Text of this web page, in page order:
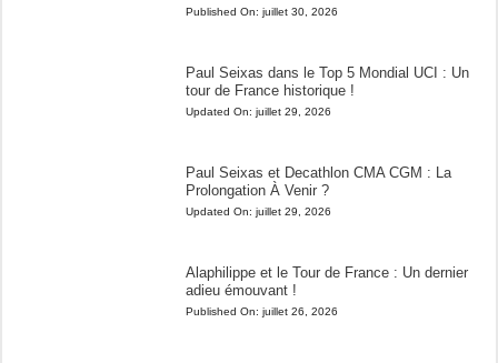
Published On: juillet 30, 2026
Paul Seixas dans le Top 5 Mondial UCI : Un
tour de France historique !
Updated On: juillet 29, 2026
Paul Seixas et Decathlon CMA CGM : La
Prolongation À Venir ?
Updated On: juillet 29, 2026
Alaphilippe et le Tour de France : Un dernier
adieu émouvant !
Published On: juillet 26, 2026